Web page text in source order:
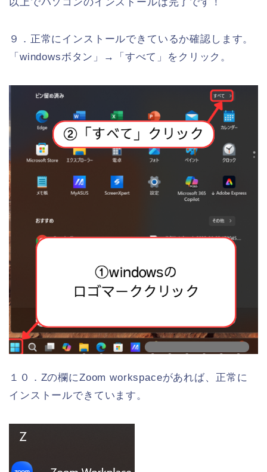
以上でパソコンのインストールは完了です！
９．正常にインストールできているか確認します。
「windowsボタン」→「すべて」をクリック。
１０．Zの欄にZoom workspaceがあれば、正常に
インストールできています。